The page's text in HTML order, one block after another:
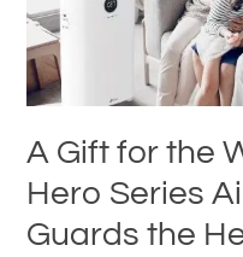
A Gift for the
Hero Series
Guards the
Purifier
–
Guards
the
Healthy
Breathing
of
Family!